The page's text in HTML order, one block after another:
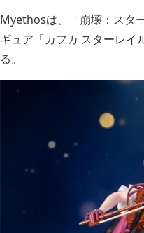
Myethosは、「崩壊：スタ
ギュア「カフカ スターレイ
る。